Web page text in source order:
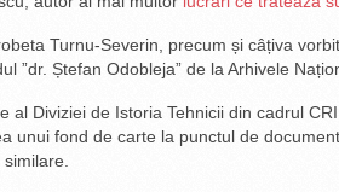
Turnu-Severin, precum și câțiva
Ștefan Odobleja” de la Arhivele
Diviziei de Istoria Tehnicii din cadrul
unui fond de carte la punctul de